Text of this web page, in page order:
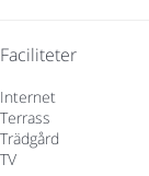
Faciliteter
Internet
Terrass
Trädgård
TV